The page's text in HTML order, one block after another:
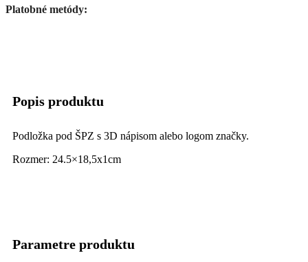
Platobné metódy:
Popis produktu
Podložka pod ŠPZ s 3D nápisom alebo logom značky.
Rozmer: 24.5×18,5x1cm
Parametre produktu